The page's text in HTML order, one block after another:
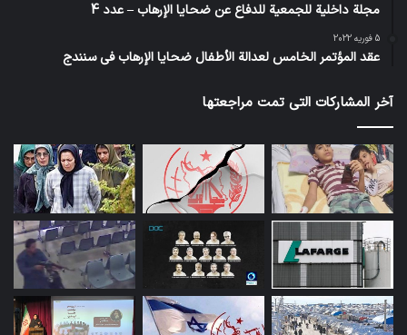
مجلة داخلية للجمعية للدفاع عن ضحايا الإرهاب – عدد 4
5 فوریه 2022
عقد المؤتمر الخامس لعدالة الأطفال ضحايا الإرهاب في سنندج
آخر المشاركات التي تمت مراجعتها